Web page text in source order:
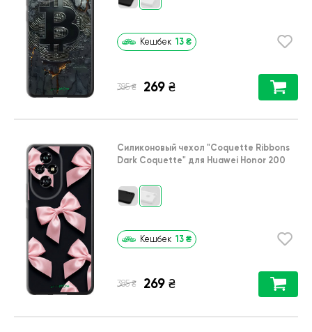
Кешбек 13 ₴
385 ₴ 269 ₴
Силиконовый чехол "Coquette Ribbons
Dark Coquette" для Huawei Honor 200
Кешбек 13 ₴
385 ₴ 269 ₴